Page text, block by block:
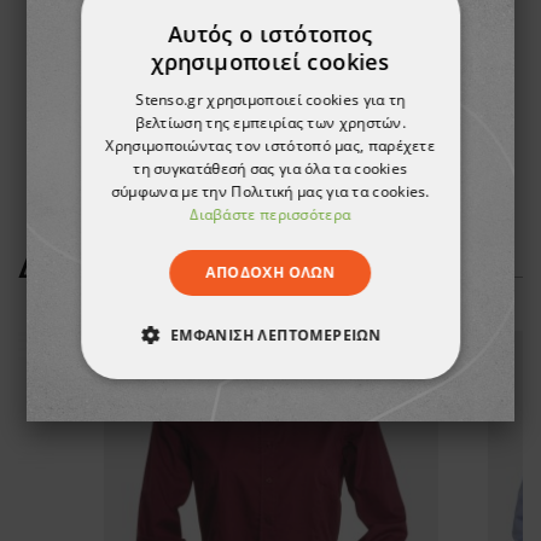
3,22 € 7,44 €
ΔΕΊΤΕ ΠΕΡΙΣΣΌΤΕΡΑ
Αυτός ο ιστότοπος
χρησιμοποιεί cookies
Stenso.gr χρησιμοποιεί cookies για τη
βελτίωση της εμπειρίας των χρηστών.
Χρησιμοποιώντας τον ιστότοπό μας, παρέχετε
τη συγκατάθεσή σας για όλα τα cookies
σύμφωνα με την Πολιτική μας για τα cookies.
Διαβάστε περισσότερα
ΑΠΟΔΟΧΉ ΌΛΩΝ
ΕΜΦΆΝΙΣΗ ΛΕΠΤΟΜΕΡΕΙΏΝ
ΑΠΟΛΎΤΩΣ ΑΠΑΡΑΊΤΗΤΑ
ΣΤΌΧΕΥΣΗΣ
ΛΕΙΤΟΥΡΓΙΚΌΤΗΤΑΣ